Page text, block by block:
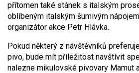
přítomen také stánek s italským
oblíbeným italským šumivým
organizátor akce Petr Hlávka.
Pokud některý z návštěvníků
pivo, bude mít příležitost navštívit
nalezne mikulovské pivovary Mamut